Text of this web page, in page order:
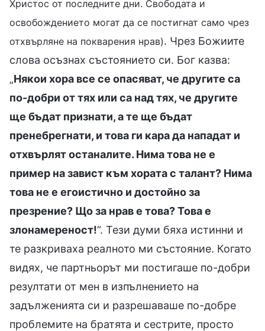
Христос от последните дни. Свободата и
освобождението могат да се постигнат само чрез
отхвърляне на покварения нрав). Чрез Божиите
слова осъзнах състоянието си. Бог казва:
„Някои хора все се опасяват, че другите са
по-добри от тях или са над тях, че другите
ще бъдат признати, а те ще бъдат
пренебрегнати, и това ги кара да нападат и
отхвърлят останалите. Нима това не е
пример на завист към хората с талант? Нима
това не е егоистично и достойно за
презрение? Що за нрав е това? Това е
злонамереност!“. Тези думи бяха истинни и
те разкриваха реалното ми състояние. Когато
видях, че партньорът ми постигаше по-добри
резултати от мен в изпълнението на
задълженията си и разрешаваше по-добре
проблемите на братята и сестрите, просто